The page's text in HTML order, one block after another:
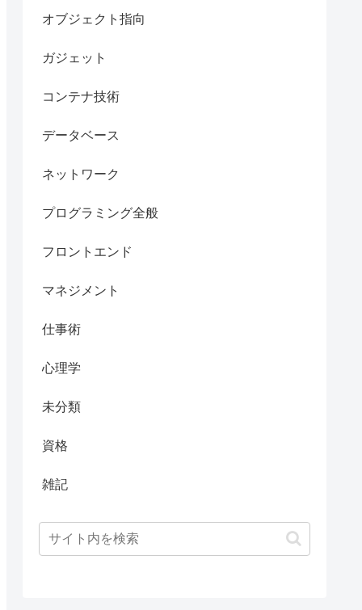
-cs` main" > /etc/apt/
master/index.yaml
オブジェクト指向
ガジェット
コンテナ技術
データベース
ネットワーク
プログラミング全般
フロントエンド
マネジメント
仕事術
心理学
未分類
資格
雑記